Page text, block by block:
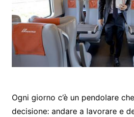
Ogni giorno c’è un pendolare
decisione: andare a lavorare e